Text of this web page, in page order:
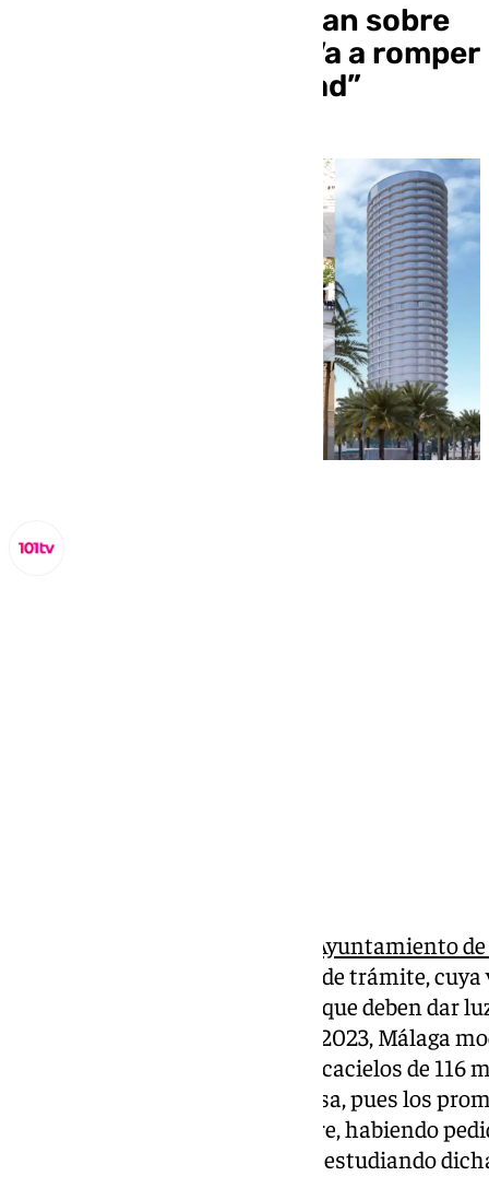
Los malagueños opinan sobre
la torre del puerto: “Va a romper
la estética de la ciudad”
Ayuntamiento
, tras siete años de trámite,
Ministros y Puertos del Estado, que deben dar
Farola. Si bien en noviembre de 2023, Málaga
necesario para construir un rascacielos de
los trámites siguen sobre la mesa, pues los
proyecto definitivo en noviembre, habiendo
meses, y el Puerto se encuentra estudiando